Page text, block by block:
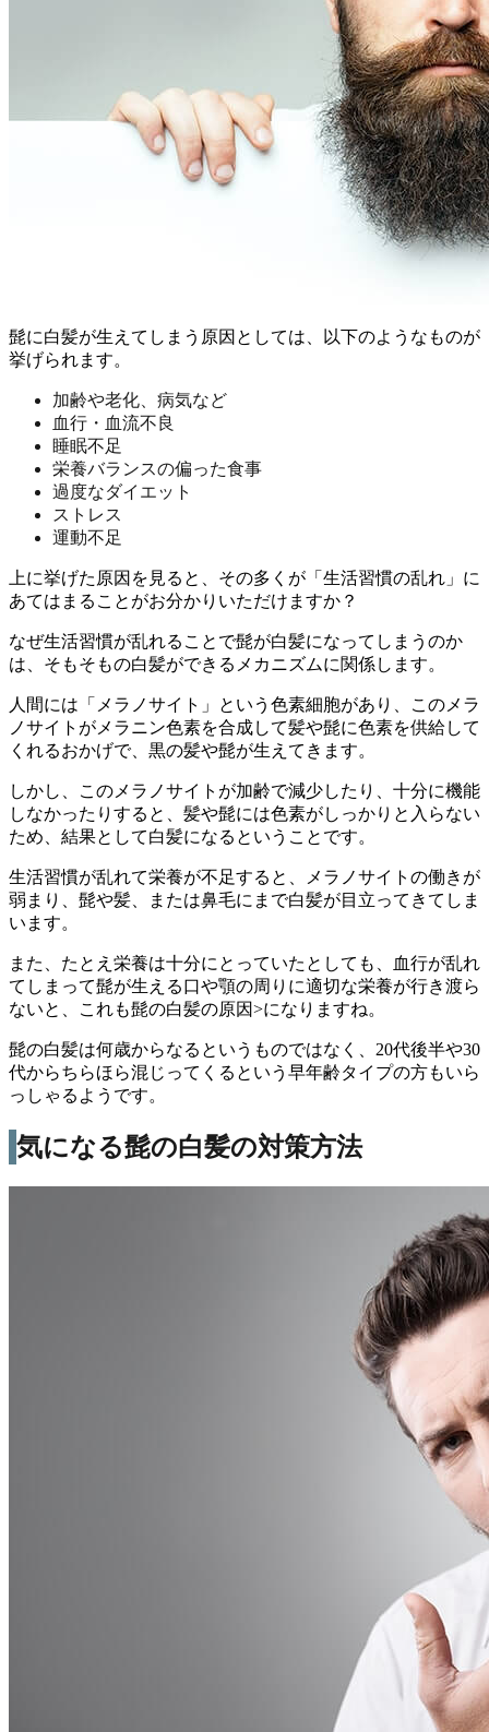
髭に白髪が生えてしまう原因としては、以下のようなものが
挙げられます。
加齢や老化、病気など
血行・血流不良
睡眠不足
栄養バランスの偏った食事
過度なダイエット
ストレス
運動不足
上に挙げた原因を見ると、その多くが 「生活習慣の乱れ」に
あてはまる ことがお分かりいただけますか？
なぜ生活習慣が乱れることで髭が白髪になってしまうのか
は、そもそもの白髪ができるメカニズムに関係します。
人間には「メラノサイト」という色素細胞があり、このメラ
ノサイトがメラニン色素を合成して髪や髭に色素を供給して
くれるおかげで、黒の髪や髭が生えてきます。
しかし、このメラノサイトが加齢で減少したり、十分に機能
しなかったりすると、髪や髭には色素がしっかりと入らない
ため、結果として白髪になる ということです。
生活習慣が乱れて栄養が不足すると、メラノサイトの働きが
弱まり、髭や髪、または鼻毛にまで白髪が目立ってきてしま
います。
また、たとえ栄養は十分にとっていたとしても、
血行が乱れ
てしまって髭が生える口や顎の周りに適切な栄養が行き渡ら
ないと、これも髭の白髪の原因>になりますね。
髭の白髪は何歳からなるというものではなく、20代後半や30
代からちらほら混じってくるという早年齢タイプの方もいら
っしゃるようです。
気になる髭の白髪の対策方法